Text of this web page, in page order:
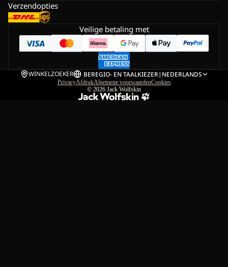
Verzendopties
Veilige betaling met
WINKELZOEKER BEREGIO- EN TAALKIEZER| NEDERLANDS
PrivacyAfdrukAlgemene voorwaardenCookies
© 2026 Jack Wolfskin